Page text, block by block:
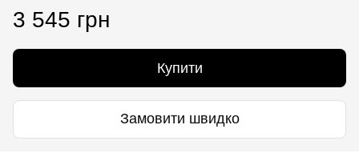
3 545 грн
Купити
Замовити швидко